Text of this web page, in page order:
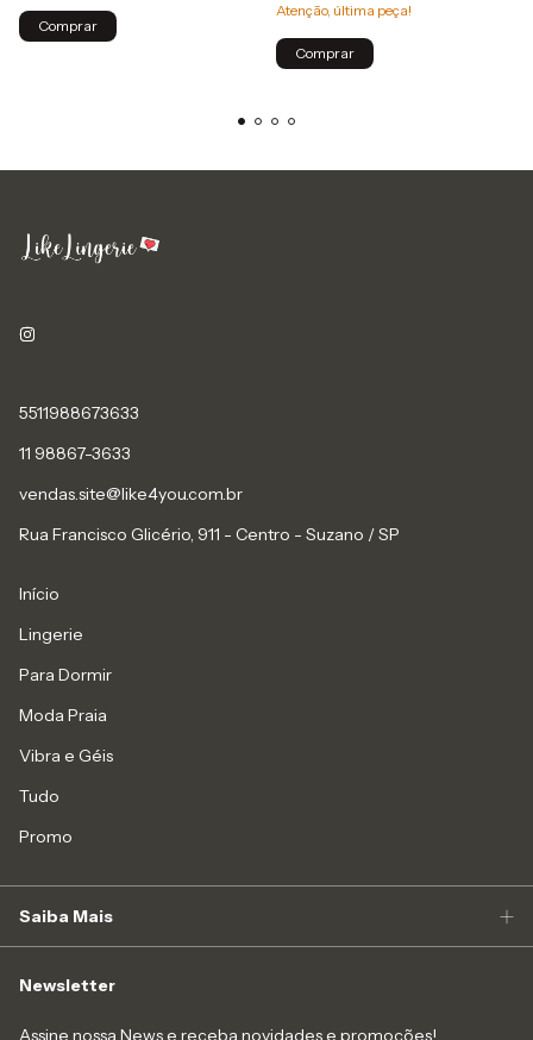
Comprar
Atenção, última peça!
Comprar
5511988673633
11 98867-3633
vendas.site@like4you.com.br
Rua Francisco Glicério, 911 - Centro - Suzano / SP
Início
Lingerie
Para Dormir
Moda Praia
Vibra e Géis
Tudo
Promo
Saiba Mais
Newsletter
Assine nossa News e receba novidades e promoções!